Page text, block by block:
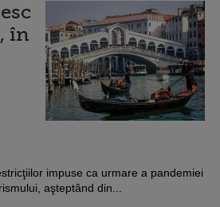
în
impuse ca urmare a pandemiei
aşteptând din...